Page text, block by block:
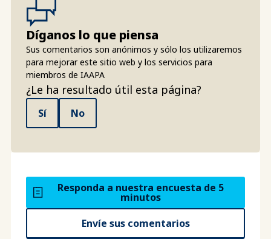
Díganos lo que piensa
Sus comentarios son anónimos y sólo los utilizaremos
para mejorar este sitio web y los servicios para
miembros de IAAPA
¿Le ha resultado útil esta página?
Sí No
Responda a nuestra encuesta de 5
minutos
Envíe sus comentarios